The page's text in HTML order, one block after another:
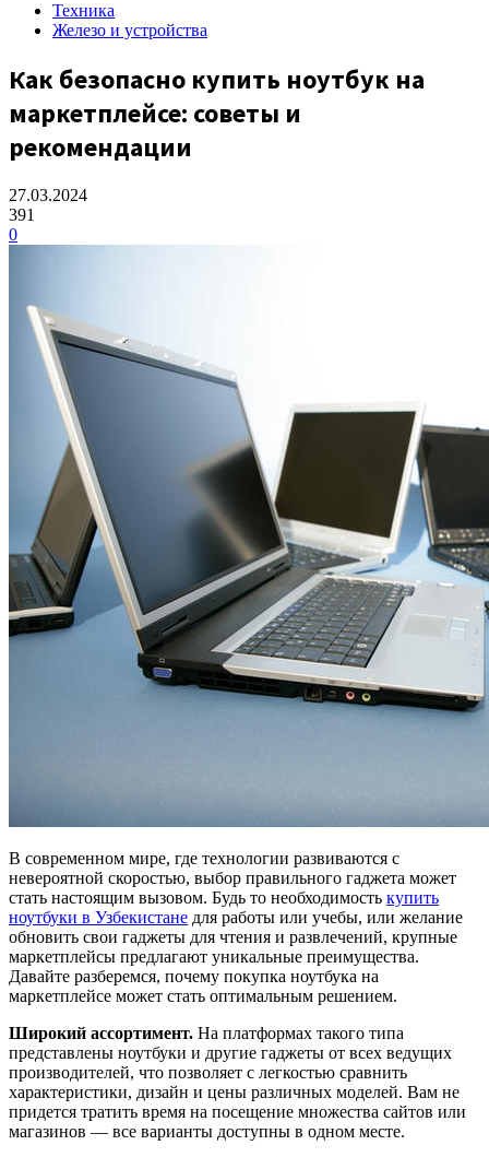
Техника
Железо и устройства
Как безопасно купить ноутбук на
маркетплейсе: советы и
рекомендации
27.03.2024
391
0
В современном мире, где технологии развиваются с
невероятной скоростью, выбор правильного гаджета может
стать настоящим вызовом. Будь то необходимость купить
ноутбуки в Узбекистане для работы или учебы, или желание
обновить свои гаджеты для чтения и развлечений, крупные
маркетплейсы предлагают уникальные преимущества.
Давайте разберемся, почему покупка ноутбука на
маркетплейсе может стать оптимальным решением.
Широкий ассортимент. На платформах такого типа
представлены ноутбуки и другие гаджеты от всех ведущих
производителей, что позволяет с легкостью сравнить
характеристики, дизайн и цены различных моделей. Вам не
придется тратить время на посещение множества сайтов или
магазинов — все варианты доступны в одном месте.